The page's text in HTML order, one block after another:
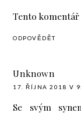
Tento
ODPOVĚDĚT
Unknown
17. ŘÍJNA 2018 V
Se svým